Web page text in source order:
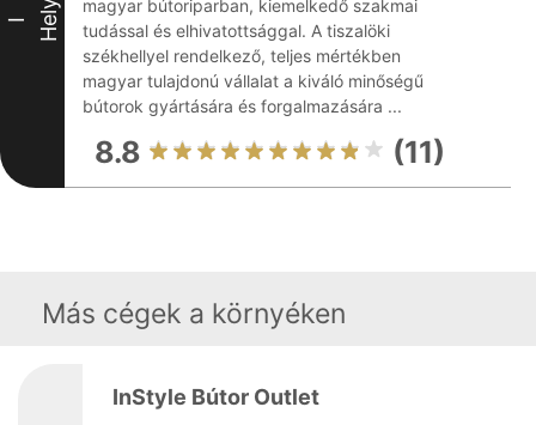
I Hely
magyar bútoriparban, kiemelkedő szakmai
tudással és elhivatottsággal. A tiszalöki
székhellyel rendelkező, teljes mértékben
magyar tulajdonú vállalat a kiváló minőségű
bútorok gyártására és forgalmazására ...
8.8 (11)
Más cégek a környéken
InStyle Bútor Outlet